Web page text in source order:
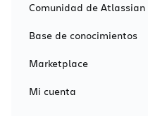
Comunidad de Atlassian
Base de conocimientos
Marketplace
Mi cuenta